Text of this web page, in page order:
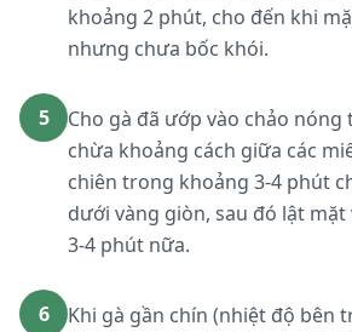
khoảng 2 phút, cho đến khi
nhưng chưa bốc khói.
5
Cho gà đã ướp vào chảo
chừa khoảng cách giữa các
chiên trong khoảng 3-4 phút
dưới vàng giòn, sau đó lật
3-4 phút nữa.
6
Khi gà gần chín (nhiệt độ bên